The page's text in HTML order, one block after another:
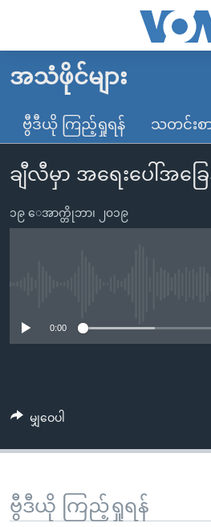
လွယ်ကူ
သည့်
Link
များ
ပင်မ
ပင်မ
စာမျက်နှာ
ကျော်
ရန်
ရှာဖွေ
မူလစာမျက်နှာ
မြန်မာ
ကမ္ဘာ့သတင်းများ
နိုင်ငံတကာ
တရုတ်
ဗွီဒီယို
ရပ်ဝန်းတခု လမ်းတခု အလွန်
ရုပ်ရှင်ထဲက အင်္ဂလိပ်စာ
တီဗွီ
ရေဒီယို/တီဗွီအစီအစဉ်
ဗွီအိုအေ လူမှုကွန်ယက်များ
ဘာသာစကားများ
အသံဖိုင်များ
ဗွီဒီယို ကြည့်ရှုရန် သတင်းစ
ချီလီမှာ အရေးပေါ်အခ
၁၉ ေအာက္တိုဘာ၊ ၂၀၁၉
0:00
မျှဝေပါ
ဗွီဒီယို ကြည့်ရှုရန်